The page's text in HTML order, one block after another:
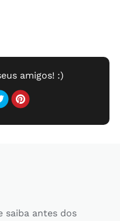
saiba antes dos